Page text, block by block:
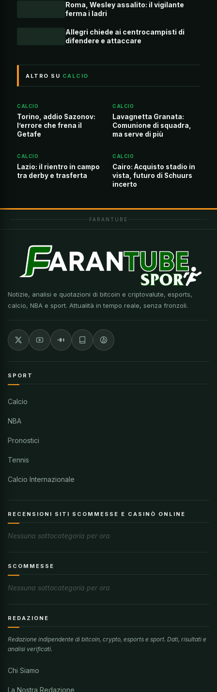
Roma, Wesley assalito: il vigilante
ferma i ladri
Allegri chiede ai centrocampisti di
difendere e attaccare
ALTRO SU CALCIO
CALCIO
Torino, addio Sazonov:
l’errore che frena il
Getafe
CALCIO
Lavagnetta Granata:
Comunione di squadra,
ma serve di più
CALCIO
Lazio: il rientro in campo
tra derby e trasferta
CALCIO
Cairo: Acquisto stadio in
vista, futuro di Schuurs
incerto
FARANTUBE
Notizie, analisi e quotazioni di bitcoin e criptovalute, esports,
calcio, NBA e sport. Attualità in tempo reale, senza fronzoli.
SPORT
Calcio
NBA
Pronostici
Tennis
Calcio Internazionale
RECENSIONI SITI SCOMMESSE E CASINÒ ONLINE
Nessuna sottocategoria per ora
SCOMMESSE
Nessuna sottocategoria per ora
REDAZIONE
Redazione indipendente di bitcoin, crypto, esports e sport. Dati, risultati e
analisi verificati.
Chi Siamo
La Nostra Redazione